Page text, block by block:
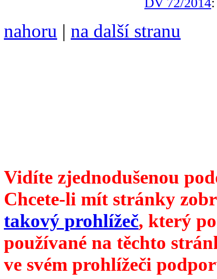
nahoru | na další stranu
Vidíte zjednodušenou
Chcete-li mít stránky
takový prohlížeč, který
používané na těchto
ve svém prohlížeči